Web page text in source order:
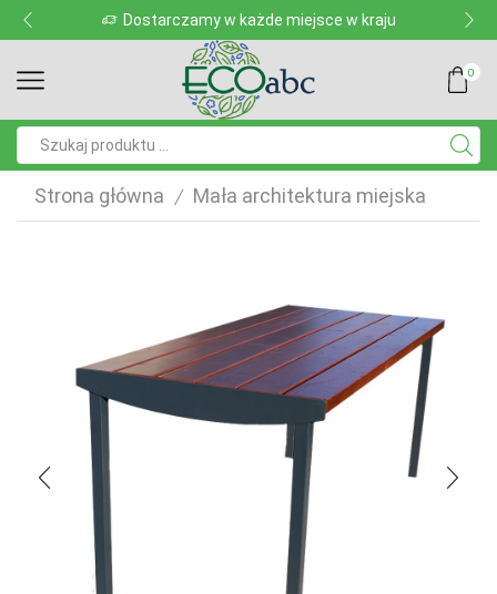
Dostarczamy w każde miejsce w kraju
0
Strona główna / Mała architektura miejska